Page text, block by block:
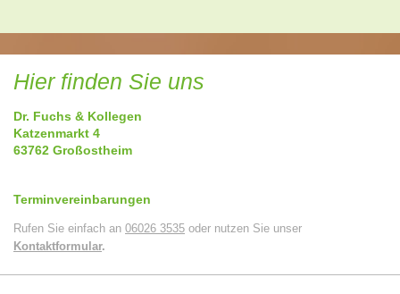
Hier finden Sie uns
Dr. Fuchs & Kollegen
Katzenmarkt 4
63762 Großostheim
Terminvereinbarungen
Rufen Sie einfach an 06026 3535 oder nutzen Sie unser
Kontaktformular.